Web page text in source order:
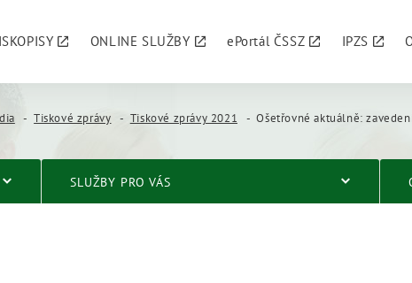
ONLINE SLUŽBY ePortál ČSSZ IPZS
Tiskové zprávy Tiskové zprávy 2021 Ošetřovné aktuálně: zavedení rotační výuky, nárok
SLUŽBY PRO VÁS